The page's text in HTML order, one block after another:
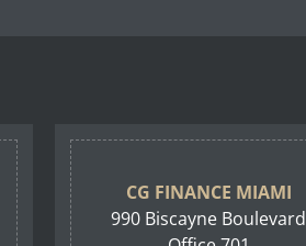
CG FINANCE MIAMI
990 Biscayne Boulevard